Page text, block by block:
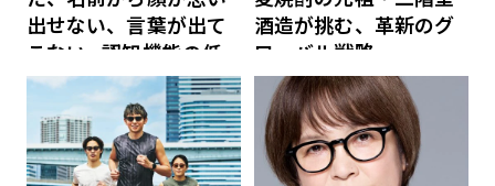
出せない、言葉が出て
こない…認知機能の低
下を救う、脳のインナ
ーケアとは
酒造が挑む、革新のグ
ローバル戦略